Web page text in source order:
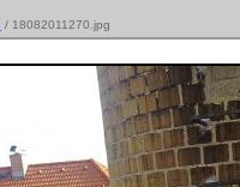
/ 18082011270.jpg